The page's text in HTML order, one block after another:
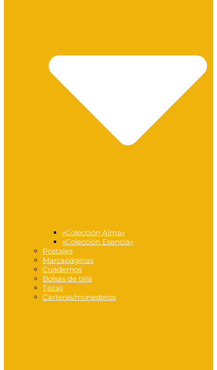
«Colección Alma»
«Colección Esencia»
Postales
Marcapáginas
Cuadernos
Bolsas de tela
Tazas
Carteras/monederos